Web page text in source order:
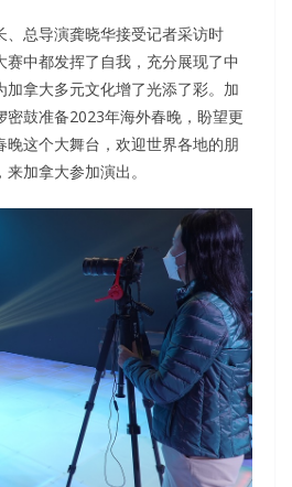
、总导演龚晓华接受记者采访时
中都发挥了自我，充分展现了中
拿大多元文化增了光添了彩。加
密鼓准备2023年海外春晚，盼望更
晚这个大舞台，欢迎世界各地的朋
加拿大参加演出。